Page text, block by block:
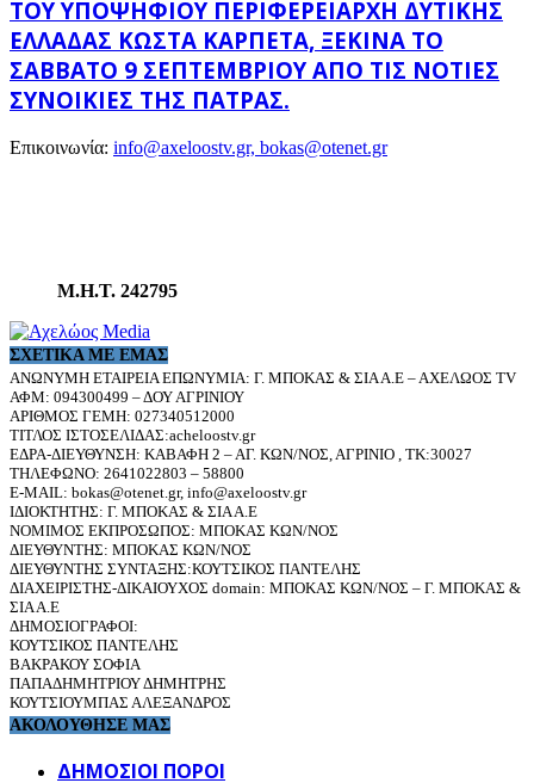
ΤΟΥ ΥΠΟΨΉΦΙΟΥ ΠΕΡΙΦΕΡΕΙΆΡΧΗ ΔΥΤΙΚΉΣ
ΕΛΛΆΔΑΣ ΚΏΣΤΑ ΚΑΡΠΈΤΑ, ΞΕΚΙΝΆ ΤΟ
ΣΆΒΒΑΤΟ 9 ΣΕΠΤΕΜΒΡΊΟΥ ΑΠΌ ΤΙΣ ΝΌΤΙΕΣ
ΣΥΝΟΙΚΊΕΣ ΤΗΣ ΠΆΤΡΑΣ.
Επικοινωνία: info@axeloostv.gr, bokas@otenet.gr
Μ.Η.Τ. 242795
ΣΧΕΤΙΚΆ ΜΕ ΕΜΆΣ
ΑΝΩΝΥΜΗ ΕΤΑΙΡΕΙΑ ΕΠΩΝΥΜΙΑ: Γ. ΜΠΟΚΑΣ & ΣΙΑ Α.Ε – ΑΧΕΛΩΟΣ TV
ΑΦΜ: 094300499 – ΔΟΥ ΑΓΡΙΝΙΟΥ
ΑΡΙΘΜΟΣ ΓΕΜΗ: 027340512000
ΤΙΤΛΟΣ ΙΣΤΟΣΕΛΙΔΑΣ:acheloostv.gr
ΕΔΡΑ-ΔΙΕΥΘΥΝΣΗ: ΚΑΒΑΦΗ 2 – ΑΓ. ΚΩΝ/ΝΟΣ, ΑΓΡΙΝΙΟ , ΤΚ:30027
ΤΗΛΕΦΩΝΟ: 2641022803 – 58800
E-MAIL: bokas@otenet.gr, info@axeloostv.gr
ΙΔΙΟΚΤΗΤΗΣ: Γ. ΜΠΟΚΑΣ & ΣΙΑ Α.Ε
ΝΟΜΙΜΟΣ ΕΚΠΡΟΣΩΠΟΣ: ΜΠΟΚΑΣ ΚΩΝ/ΝΟΣ
ΔΙΕΥΘΥΝΤΗΣ: ΜΠΟΚΑΣ ΚΩΝ/ΝΟΣ
ΔΙΕΥΘΥΝΤΗΣ ΣΥΝΤΑΞΗΣ:ΚΟΥΤΣΙΚΟΣ ΠΑΝΤΕΛΗΣ
ΔΙΑΧΕΙΡΙΣΤΗΣ-ΔΙΚΑΙΟΥΧΟΣ domain: ΜΠΟΚΑΣ ΚΩΝ/ΝΟΣ – Γ. ΜΠΟΚΑΣ &
ΣΙΑ Α.Ε
ΔΗΜΟΣΙΟΓΡΑΦΟΙ:
ΚΟΥΤΣΙΚΟΣ ΠΑΝΤΕΛΗΣ
ΒΑΚΡΑΚΟΥ ΣΟΦΙΑ
ΠΑΠΑΔΗΜΗΤΡΙΟΥ ΔΗΜΗΤΡΗΣ
ΚΟΥΤΣΙΟΥΜΠΑΣ ΑΛΕΞΑΝΔΡΟΣ
ΑΚΟΛΟΥΘΗΣΕ ΜΑΣ
ΔΗΜΟΣΙΟΙ ΠΟΡΟΙ